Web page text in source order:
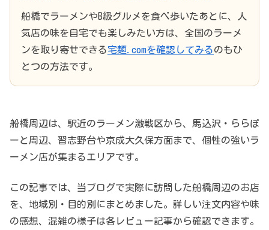
船橋でラーメンやB級グルメを食べ歩いたあとに、人
気店の味を自宅でも楽しみたい方は、全国のラーメ
ンを取り寄せできる宅麺.comを確認してみるのもひ
とつの方法です。
船橋周辺は、駅近のラーメン激戦区から、馬込沢・ららぽ
ーと周辺、習志野台や京成大久保方面まで、個性の強いラ
ーメン店が集まるエリアです。
この記事では、当ブログで実際に訪問した船橋周辺のお店
を、地域別・目的別にまとめました。詳しい注文内容や味
の感想、混雑の様子は各レビュー記事から確認できます。